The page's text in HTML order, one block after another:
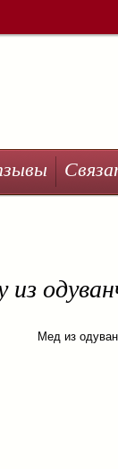
Мед из